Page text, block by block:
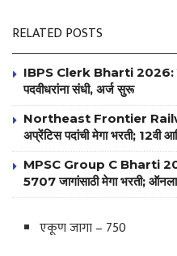
RELATED POSTS
IBPS Clerk Bharti 2026:
पदवीधरांना संधी, अर्ज सुरू
Northeast Frontier
अप्रेंटिस पदांची मेगा भरती; 12वी
MPSC Group C Bharti
5707 जागांसाठी मेगा भरती;
एकूण जागा – 750